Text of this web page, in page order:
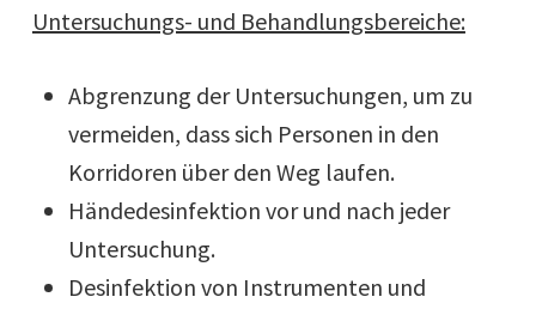
Untersuchungs- und Behandlungsbereiche:
Abgrenzung der Untersuchungen, um zu
vermeiden, dass sich Personen in den
Korridoren über den Weg laufen.
Händedesinfektion vor und nach jeder
Untersuchung.
Desinfektion von Instrumenten und